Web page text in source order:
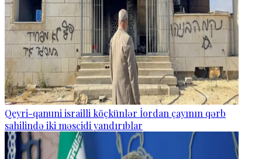
Qeyri-qanuni israilli köçkünlər İordan çayının qərb
sahilində iki məscidi yandırıblar